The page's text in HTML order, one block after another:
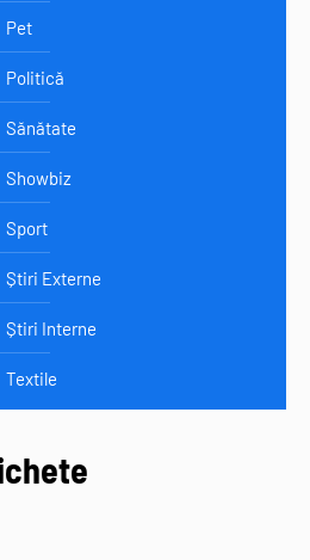
Pet
Politică
Sănătate
Showbiz
Sport
Știri Externe
Știri Interne
Textile